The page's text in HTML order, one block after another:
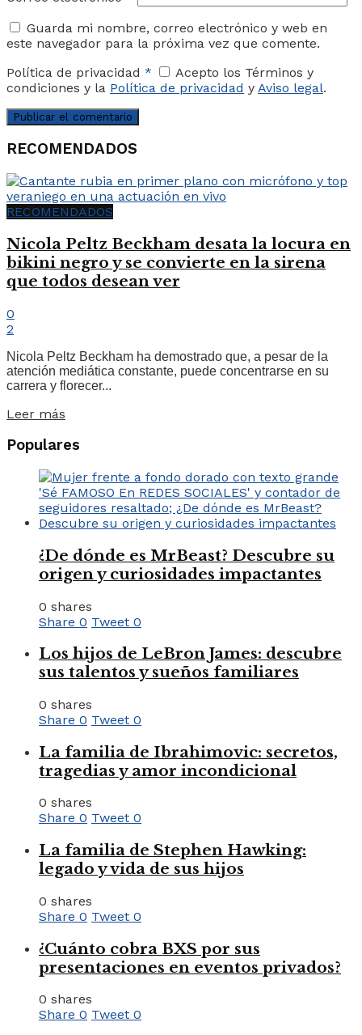
Guarda mi nombre, correo electrónico y web en
este navegador para la próxima vez que comente.
Política de privacidad *
Acepto los Términos y
condiciones y la Política de privacidad y Aviso legal.
RECOMENDADOS
RECOMENDADOS
Nicola Peltz Beckham desata la locura en
bikini negro y se convierte en la sirena
que todos desean ver
0
2
Nicola Peltz Beckham ha demostrado que, a pesar de la
atención mediática constante, puede concentrarse en su
carrera y florecer...
Leer más
Populares
¿De dónde es MrBeast? Descubre su
origen y curiosidades impactantes
0 shares
Share 0 Tweet 0
Los hijos de LeBron James: descubre
sus talentos y sueños familiares
0 shares
Share 0 Tweet 0
La familia de Ibrahimovic: secretos,
tragedias y amor incondicional
0 shares
Share 0 Tweet 0
La familia de Stephen Hawking:
legado y vida de sus hijos
0 shares
Share 0 Tweet 0
¿Cuánto cobra BXS por sus
presentaciones en eventos privados?
0 shares
Share 0 Tweet 0